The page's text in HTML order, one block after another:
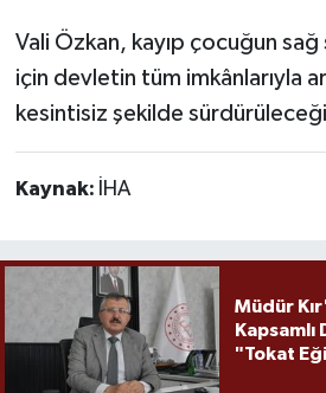
Vali Özkan, kayıp çocuğun sağ
için devletin tüm imkânlarıyla
kesintisiz şekilde
Kaynak: İHA
Müdür
"Tokat